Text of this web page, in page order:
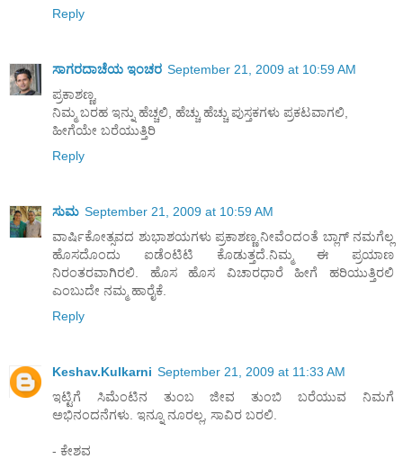
Reply
ಸಾಗರದಾಚೆಯ ಇಂಚರ September 21, 2009 at 10:59 AM
ಪ್ರಕಾಶಣ್ಣ,
ನಿಮ್ಮ ಬರಹ ಇನ್ನು ಹೆಚ್ಚಲಿ, ಹೆಚ್ಚು ಹೆಚ್ಚು ಪುಸ್ತಕಗಳು ಪ್ರಕಟವಾಗಲಿ,
ಹೀಗೆಯೇ ಬರೆಯುತ್ತಿರಿ
Reply
ಸುಮ September 21, 2009 at 10:59 AM
ವಾರ್ಷಿಕೋತ್ಸವದ ಶುಭಾಶಯಗಳು ಪ್ರಕಾಶಣ್ಣ.ನೀವೆಂದಂತೆ ಬ್ಲಾಗ್ ನಮಗೆಲ್ಲ
ಹೊಸದೊಂದು ಐಡೆಂಟಿಟಿ ಕೊಡುತ್ತದೆ.ನಿಮ್ಮ ಈ ಪ್ರಯಾಣ
ನಿರಂತರವಾಗಿರಲಿ. ಹೊಸ ಹೊಸ ವಿಚಾರಧಾರೆ ಹೀಗೆ ಹರಿಯುತ್ತಿರಲಿ
ಎಂಬುದೇ ನಮ್ಮ ಹಾರೈಕೆ.
Reply
Keshav.Kulkarni September 21, 2009 at 11:33 AM
ಇಟ್ಟಿಗೆ ಸಿಮೆಂಟಿನ ತುಂಬ ಜೀವ ತುಂಬಿ ಬರೆಯುವ ನಿಮಗೆ
ಅಭಿನಂದನೆಗಳು. ಇನ್ನೂ ನೂರಲ್ಲ, ಸಾವಿರ ಬರಲಿ.
- ಕೇಶವ